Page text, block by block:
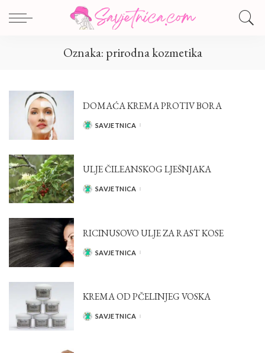
Oznaka: prirodna kozmetika
DOMAĆA KREMA PROTIV BORA
POSTED
SAVJETNICA
ULJE ČILEANSKOG LJEŠNJAKA
POSTED
SAVJETNICA
RICINUSOVO ULJE ZA RAST KOSE
POSTED
SAVJETNICA
KREMA OD PČELINJEG VOSKA
POSTED
SAVJETNICA